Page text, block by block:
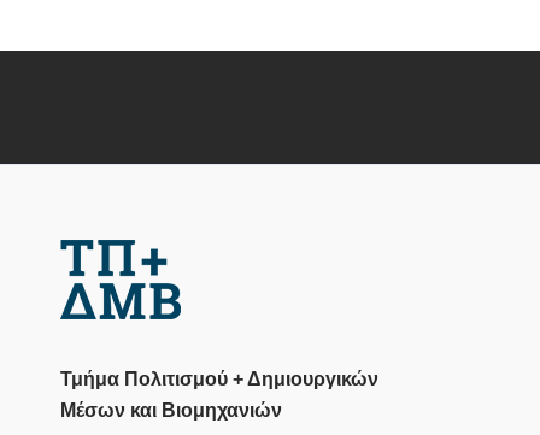
Τμήμα Πολιτισμού + Δημιουργικών
Μέσων και Βιομηχανιών